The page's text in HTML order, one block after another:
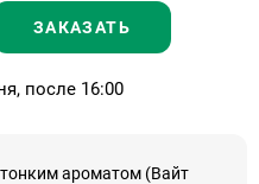
ЗАКАЗАТЬ
после 16:00
ароматом (Вайт